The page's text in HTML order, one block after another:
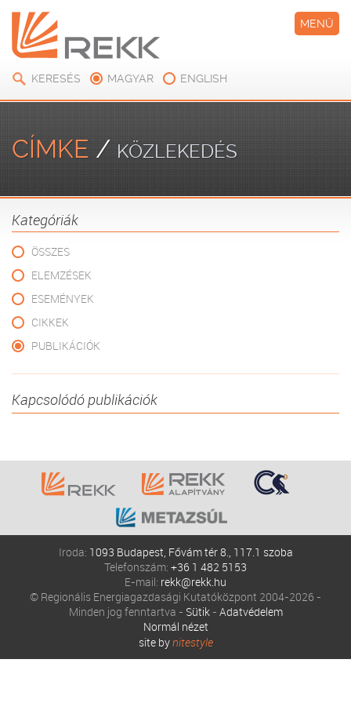
KERESÉS MAGYAR ENGLISH
MENÜ
CÍMKE / KÖZLEKEDÉS
Kategóriák
ÖSSZES
ELEMZÉSEK
ESEMÉNYEK
CIKKEK
PUBLIKÁCIÓK
Kapcsolódó publikációk
Iroda: 1093 Budapest, Fővám tér 8., 117.1 szoba
Telefonszám: +36 1 482 5153
E-mail: rekk@rekk.hu
© Regionális Energiagazdasági Kutatóközpont 2004-2026 -
Minden jog fenntartva - Sütik- Adatvédelem
Normál nézet
site bynitestyle